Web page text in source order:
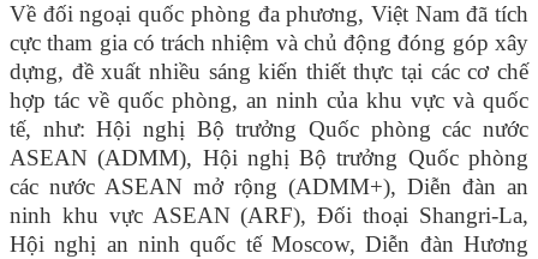
Về đối ngoại quốc phòng đa phương, Việt Nam đã tích
cực tham gia có trách nhiệm và chủ động đóng góp xây
dựng, đề xuất nhiều sáng kiến thiết thực tại các cơ chế
hợp tác về quốc phòng, an ninh của khu vực và quốc
tế, như: Hội nghị Bộ trưởng Quốc phòng các nước
ASEAN (ADMM), Hội nghị Bộ trưởng Quốc phòng
các nước ASEAN mở rộng (ADMM+), Diễn đàn an
ninh khu vực ASEAN (ARF), Đối thoại Shangri-La,
Hội nghị an ninh quốc tế Moscow, Diễn đàn Hương